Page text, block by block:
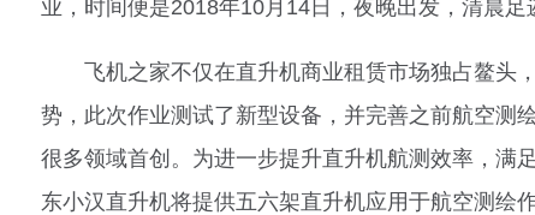
业，时间便是2018年10月14日，夜晚出发，清晨足
飞机之家不仅在直升机商业租赁市场独占鳌
势，此次作业测试了新型设备，并完善之前航空测
很多领域首创。为进一步提升直升机航测效率，满
东小汉直升机将提供五六架直升机应用于航空测绘作